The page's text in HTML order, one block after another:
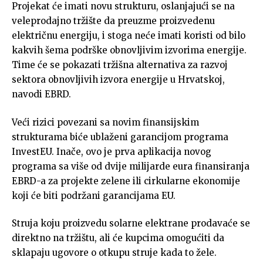
Projekat će imati novu strukturu, oslanjajući se na
veleprodajno tržište da preuzme proizvedenu
električnu energiju, i stoga neće imati koristi od bilo
kakvih šema podrške obnovljivim izvorima energije.
Time će se pokazati tržišna alternativa za razvoj
sektora obnovljivih izvora energije u Hrvatskoj,
navodi EBRD.
Veći rizici povezani sa novim finansijskim
strukturama biće ublaženi garancijom programa
InvestEU. Inače, ovo je prva aplikacija novog
programa sa više od dvije milijarde eura finansiranja
EBRD-a za projekte zelene ili cirkularne ekonomije
koji će biti podržani garancijama EU.
Struja koju proizvedu solarne elektrane prodavaće se
direktno na tržištu, ali će kupcima omogućiti da
sklapaju ugovore o otkupu struje kada to žele.